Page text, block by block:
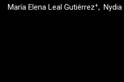
María Elena Leal Gutiérrez+